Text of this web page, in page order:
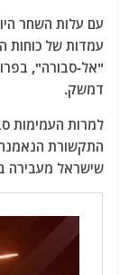
עמדות של כוחות
"אל-סבורה",
דמשק.
למרות העמימות
התקשורת
שישראל מעבירה